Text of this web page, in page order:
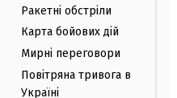
Ракетні обстріли
Карта бойових дій
Мирні переговори
Повітряна тривога в
Україні